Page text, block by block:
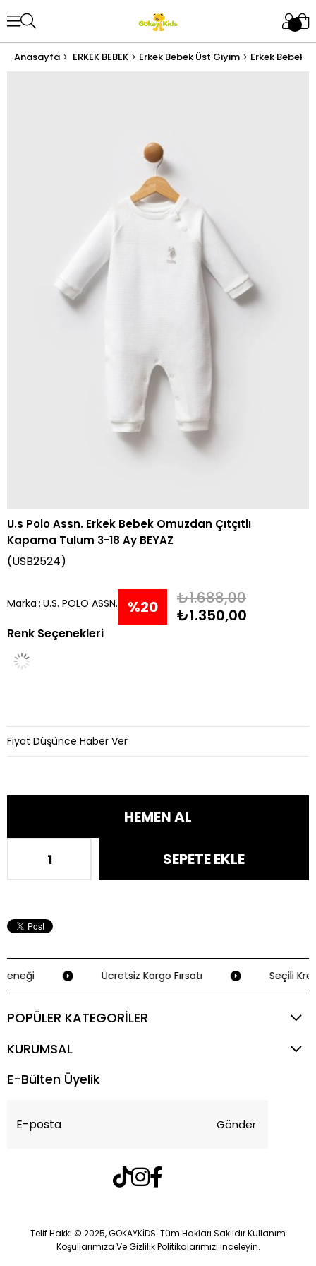
Anasayfa ERKEK BEBEK Erkek Bebek Üst Giyim Erkek Bebek
U.s Polo Assn. Erkek Bebek Omuzdan Çıtçıtlı
Kapama Tulum 3-18 Ay BEYAZ
(USB2524)
Marka : U.S. POLO ASSN. %20
₺1.688,00
₺1.350,00
Renk Seçenekleri
Fiyat Düşünce Haber Ver
Ücretsiz Kargo Fırsatı Seçili
POPÜLER KATEGORİLER
KURUMSAL
E-Bülten Üyelik
Gönder
Telif Hakkı © 2025, GÖKAYKİDS. Tüm Hakları Saklıdır Kullanım
Koşullarımıza Ve Gizlilik Politikalarımızı İnceleyin.